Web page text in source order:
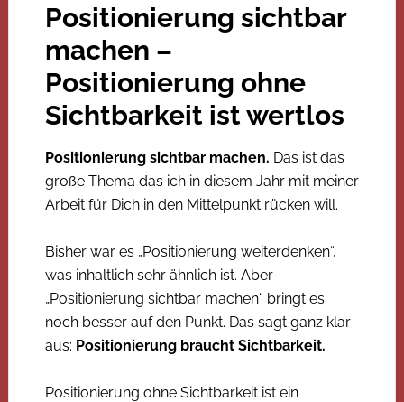
Positionierung sichtbar
machen –
Positionierung ohne
Sichtbarkeit ist wertlos
Positionierung sichtbar machen. Das ist das
große Thema das ich in diesem Jahr mit meiner
Arbeit für Dich in den Mittelpunkt rücken will.
Bisher war es „Positionierung weiterdenken“,
was inhaltlich sehr ähnlich ist. Aber
„Positionierung sichtbar machen“ bringt es
noch besser auf den Punkt. Das sagt ganz klar
aus: Positionierung braucht Sichtbarkeit.
Positionierung ohne Sichtbarkeit ist ein